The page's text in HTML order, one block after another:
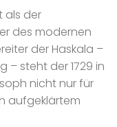
als der
des modernen
der Haskala –
– steht der 1729 in
nicht nur für
aufgeklärtem